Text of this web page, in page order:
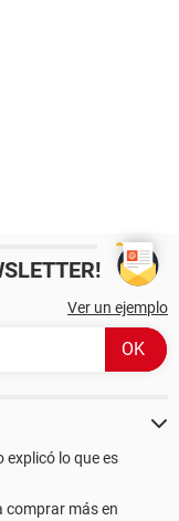
Ver un ejemplo
explicó lo que es
comprar más en